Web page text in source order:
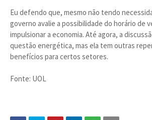
Eu defendo que, mesmo não tendo
governo avalie a possibilidade do horário de
impulsionar a economia. Até agora, a
questão energética, mas ela tem outras
benefícios para certos setores.
Fonte: UOL